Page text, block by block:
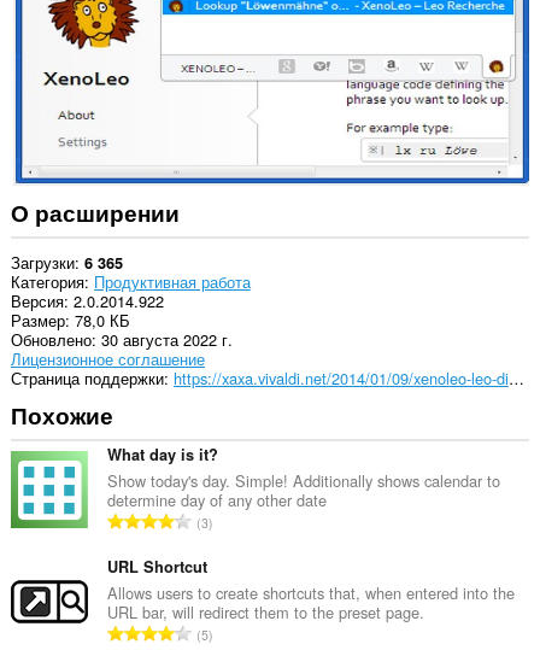
О расширении
Загрузки 6 365
Категория Продуктивная работа
Версия 2.0.2014.922
Размер 78,0 КБ
Обновлено 30 августа 2022 г.
Лицензионное соглашение
Страница поддержки
https://xaxa.vivaldi.net/2014/01/09/xenoleo-leo-dictionary/
Похожие
What day is it?
Show today's day. Simple! Additionally shows calendar to
determine day of any other date
В
е
г
о
о
3
URL Shortcut
Allows users to create shortcuts that, when entered into the
URL bar, will redirect them to the preset page.
В5